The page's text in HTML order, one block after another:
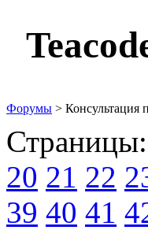
Форумы > Консультация
Страницы:
20 21 22
39 40 41